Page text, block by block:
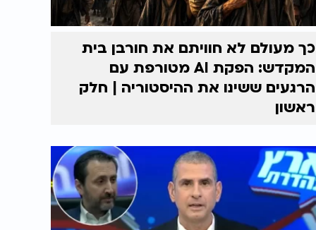
כך מעולם לא חוויתם את חורבן בית
המקדש: הפקת AI מטורפת עם
הרגעים ששינו את ההיסטוריה | חלק
ראשון